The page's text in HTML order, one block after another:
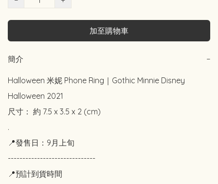
加至購物車
簡介 −
Halloween 米妮 Phone Ring｜Gothic Minnie Disney
Halloween 2021
尺寸： 約 7.5 x 3.5 x 2 (cm)
.
📍發售日：9月上旬
------------------------------
📍預計到貨時間